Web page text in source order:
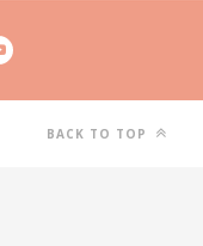
BACK TO TOP